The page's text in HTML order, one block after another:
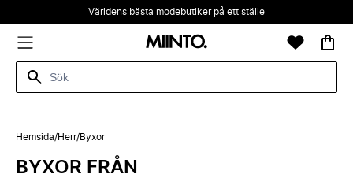
Världens bästa modebutiker på ett ställe
Hemsida/Herr/Byxor
BYXOR FRÅN